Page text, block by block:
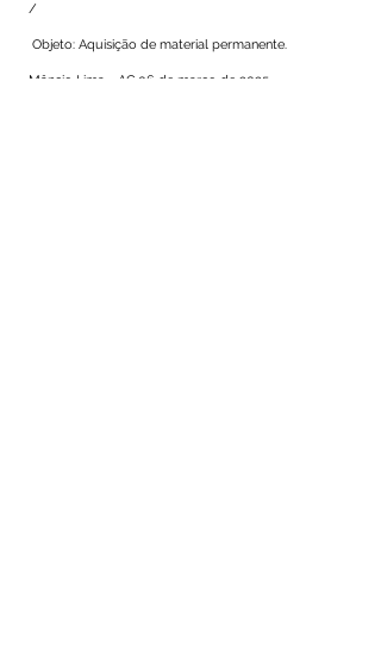
/
Objeto: Aquisição de material permanente.
Mâncio Lima - AC,06 de março de 2025.